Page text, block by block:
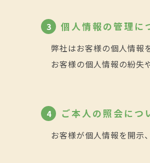
3 個人情報の管理に
弊社はお客様の個人情報
お客様の個人情報の紛失
4 ご本人の照会につ
お客様が個人情報を開示